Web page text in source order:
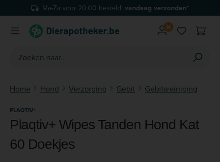
Ga naar de hoofdinhoudMa-Za voor 20:00 besteld: vandaag verzonden*
Je hebt
Home Hond Verzorging Gebit Gebitsreiniging
PLAQTIV+
Plaqtiv+ Wipes Tanden Hond Kat
60 Doekjes